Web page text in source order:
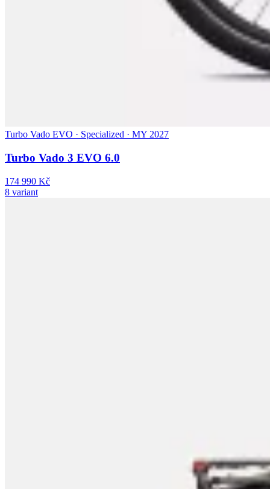
Turbo Vado EVO · Specialized · MY 2027
Turbo Vado 3 EVO 6.0
174 990 Kč
8 variant